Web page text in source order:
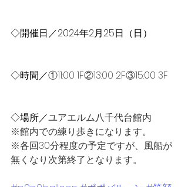
◇開催日／2024年2月25日（日）
◇時間／①11:00 1F②13:00 2F③15:00 3F
◇場所／ユアエルム八千代台館内
※館内での練り歩きになります。
※各回30分程度の予定ですが、風船が
無くなり次第終了となります。